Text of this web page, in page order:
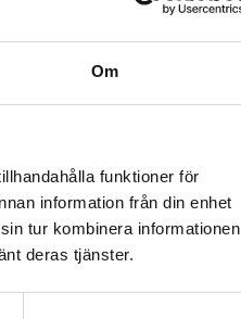
Om
funktioner för
information från din enhet
tur kombinera informationen
deras tjänster.